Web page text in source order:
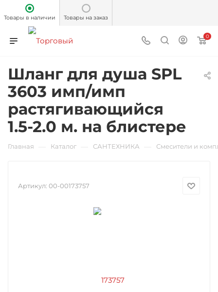
Товары в наличии Товары на заказ
0
Шланг для душа SPL
3603 имп/имп
растягивающийся
1.5-2.0 м. на блистере
Главная Каталог САНТЕХНИКА Смесители и
Артикул: 00-00173757